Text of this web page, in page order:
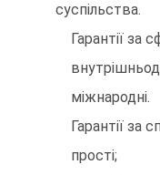
суспільства.
Гарантії за
міжнародні.
Гарантії за
прості;